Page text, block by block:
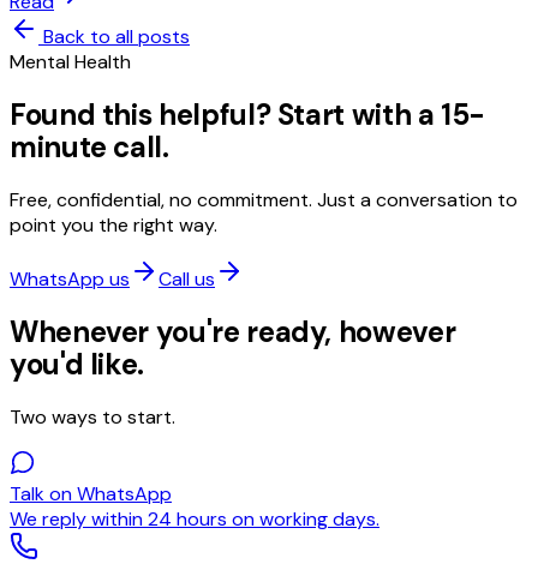
Back to all posts
Mental Health
Found this helpful? Start with a 15-
minute call.
Free, confidential, no commitment. Just a conversation to
point you the right way.
WhatsApp us Call us
Whenever you're ready, however
you'd like.
Two ways to start.
Talk on WhatsApp
We reply within 24 hours on working days.